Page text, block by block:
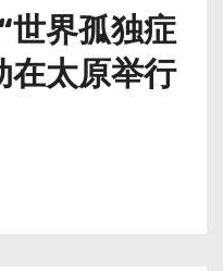
世界孤独症
在太原举行